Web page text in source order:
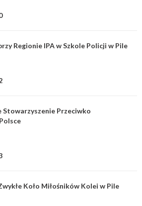
Regionie IPA w Szkole Policji w Pile
Stowarzyszenie Przeciwko
Koło Miłośników Kolei w Pile